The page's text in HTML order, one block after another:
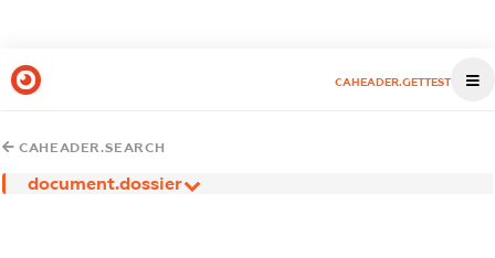
CAHEADER.GETTEST
CAHEADER.SEARCH
document.dossier